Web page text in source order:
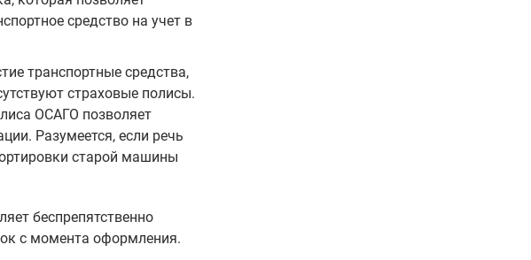
средство на учет в
транспортные средства,
страховые полисы.
ОСАГО позволяет
Разумеется, если речь
старой машины
беспрепятственно
с момента оформления.